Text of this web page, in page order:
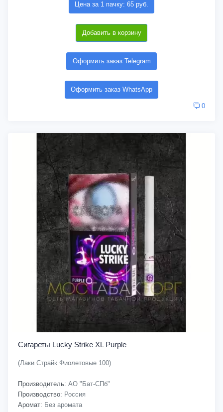
Цена за 1 пачку: 65 руб.
Добавить в корзину
Оформить заказ Telegram
Оформить заказ WhatsApp
0
Сигареты Lucky Strike XL Purple
(Лаки Страйк Фиолетовые 100)
Производитель: АО "Бат-СПб"
Производство: Россия
Аромат: Без аромата